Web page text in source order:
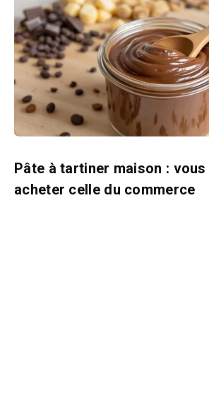
Pâte à tartiner maison :
acheter celle du commerce